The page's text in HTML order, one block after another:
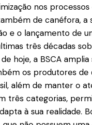
nos
de canéfora, a
e o lançamento de
três décadas
de hoje, a BSCA
os produtores
além de manter o
três categorias,
à sua realidade.